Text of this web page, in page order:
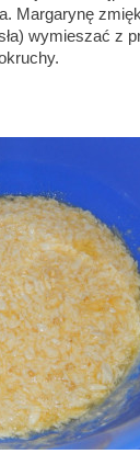
Margarynę
wymieszać z